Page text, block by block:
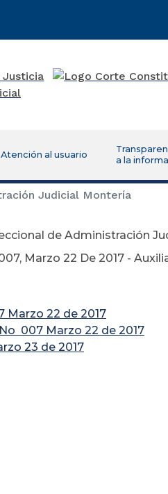
Atención al usuario
a la
Judicial Montería
de Administración
Marzo 22 De 2017 -
Marzo 22 de 2017
007 Marzo 22 de 2017
23 de 2017